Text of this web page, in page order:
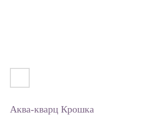
Аква-кварц Крошка